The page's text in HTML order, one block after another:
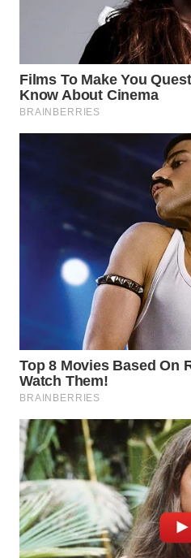
KARAWANG
WN
BEKASI
DEPOK
WN
SAMOSIR
WN
PADANG
LAWAS
WN
SUMEDANG